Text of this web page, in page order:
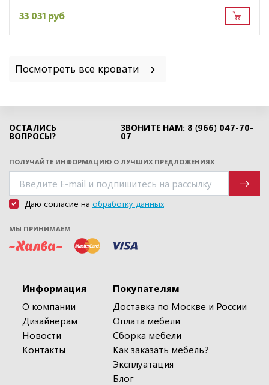
33 031 руб
Посмотреть все кровати
ОСТАЛИСЬ
ВОПРОСЫ?
ЗВОНИТЕ НАМ: 8 (966) 047-70-
07
ПОЛУЧАЙТЕ ИНФОРМАЦИЮ О ЛУЧШИХ ПРЕДЛОЖЕНИЯХ
Даю согласие на обработку данных
МЫ ПРИНИМАЕМ
Информация
О компании
Дизайнерам
Новости
Контакты
Покупателям
Доставка по Москве и России
Оплата мебели
Сборка мебели
Как заказать мебель?
Эксплуатация
Блог